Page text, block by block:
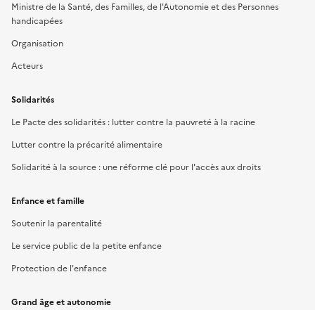
Ministre de la Santé, des Familles, de l'Autonomie et des Personnes
handicapées
Organisation
Acteurs
Solidarités
Le Pacte des solidarités : lutter contre la pauvreté à la racine
Lutter contre la précarité alimentaire
Solidarité à la source : une réforme clé pour l'accès aux droits
Enfance et famille
Soutenir la parentalité
Le service public de la petite enfance
Protection de l'enfance
Grand âge et autonomie